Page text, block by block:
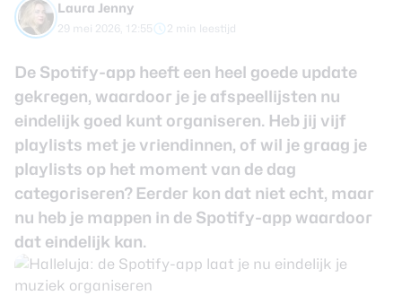
Laura Jenny
29 mei 2026, 12:55 2 min leestijd
De Spotify-app heeft een heel goede update
gekregen, waardoor je je afspeellijsten nu
eindelijk goed kunt organiseren. Heb jij vijf
playlists met je vriendinnen, of wil je graag je
playlists op het moment van de dag
categoriseren? Eerder kon dat niet echt, maar
nu heb je mappen in de Spotify-app waardoor
dat eindelijk kan.
Login
Nieuwsbrief